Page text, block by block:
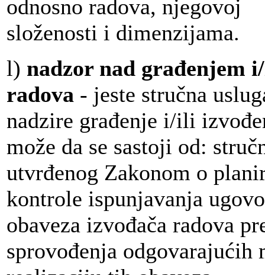
odnosno radova, njegovoj
složenosti i dimenzijama.
l) nadzor nad građenjem
radova - jeste stručna
nadzire građenje i/ili
može da se sastoji od:
utvrđenog Zakonom o
kontrole ispunjavanja
obaveza izvođača radova
sprovođenja odgovarajućih